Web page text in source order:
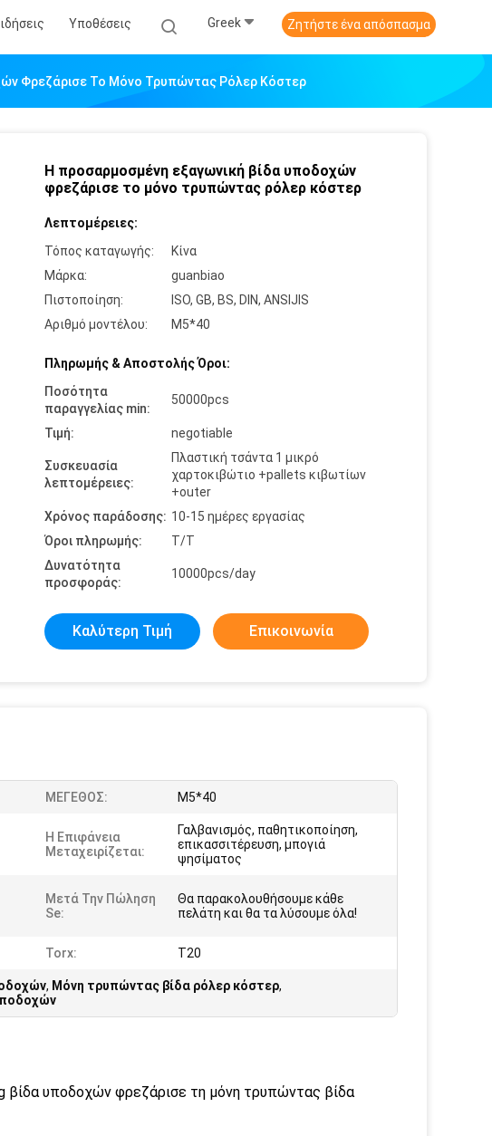
Υποθέσεις Greek Ζητήστε ένα απόσπασμα
Φρεζάρισε Το Μόνο Τρυπώντας Ρόλερ Κόστερ
Η προσαρμοσμένη εξαγωνική βίδα υποδοχών
φρεζάρισε το μόνο τρυπώντας ρόλερ κόστερ
Λεπτομέρειες:
Τόπος καταγωγής:
Κίνα
Μάρκα:
guanbiao
Πιστοποίηση:
ISO, GB, BS, DIN, ANSIJIS
Αριθμό μοντέλου:
M5*40
Πληρωμής & Αποστολής Όροι:
Ποσότητα
παραγγελίας min:
50000pcs
Τιμή: negotiable
Συσκευασία
λεπτομέρειες:
Πλαστική τσάντα 1 μικρό
χαρτοκιβώτιο +pallets κιβωτίων
+outer
Χρόνος παράδοσης: 10-15 ημέρες εργασίας
Όροι πληρωμής:
T/T
Δυνατότητα
προσφοράς:
10000pcs/day
Καλύτερη Τιμή Επικοινωνία
ΜΕΓΕΘΟΣ: M5*40
Η Επιφάνεια
Μεταχειρίζεται:
Γαλβανισμός, παθητικοποίηση,
επικασσιτέρευση, μπογιά
ψησίματος
Μετά Την Πώληση
Se:
Θα παρακολουθήσουμε κάθε
πελάτη και θα τα λύσουμε όλα!
Torx: T20
, Μόνη τρυπώντας βίδα ρόλερ κόστερ,
βίδα υποδοχών φρεζάρισε τη μόνη τρυπώντας βίδα